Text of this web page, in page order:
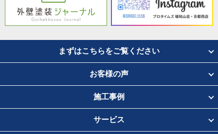
まずはこちらをご覧ください
お客様の声
施工事例
サービス